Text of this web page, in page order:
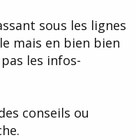
sous les lignes
mais en bien bien
les infos-
conseils ou